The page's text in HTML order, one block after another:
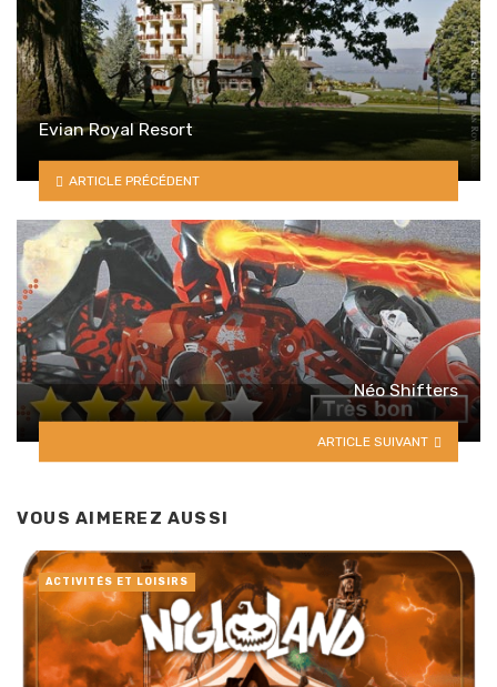
Evian Royal Resort
ARTICLE PRÉCÉDENT
Néo Shifters
ARTICLE SUIVANT
VOUS AIMEREZ AUSSI
ACTIVITÉS ET LOISIRS